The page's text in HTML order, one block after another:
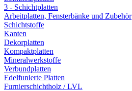
3 - Schichtplatten
Arbeitplatten, Fensterbänke und Zubehör
Schichtstoffe
Kanten
Dekorplatten
Kompaktplatten
Mineralwerkstoffe
Verbundplatten
Edelfunierte Platten
Furnierschichtholz / LVL